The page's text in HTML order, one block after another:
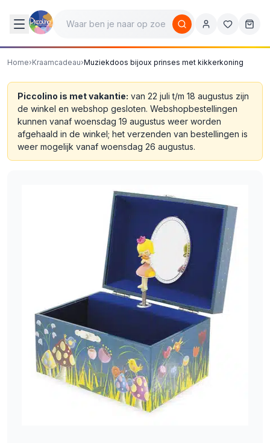
Home›Kraamcadeau›Muziekdoos bijoux prinses met kikkerkoning
Piccolino is met vakantie: van 22 juli t/m 18 augustus zijn
de winkel en webshop gesloten. Webshopbestellingen
kunnen vanaf woensdag 19 augustus weer worden
afgehaald in de winkel; het verzenden van bestellingen is
weer mogelijk vanaf woensdag 26 augustus.